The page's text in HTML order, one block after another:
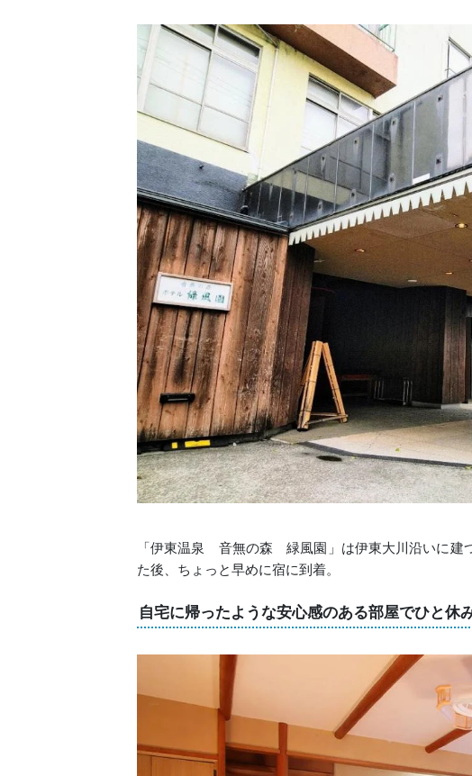
「伊東温泉 音無の森 緑風園」は伊東大川沿いに建
た後、ちょっと早めに宿に到着。
自宅に帰ったような安心感のある部屋でひと休